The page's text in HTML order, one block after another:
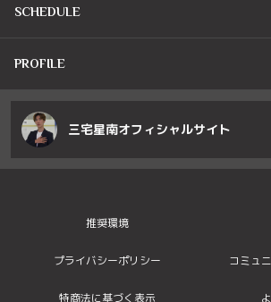
SCHEDULE
PROFILE
三宅星南オフィシャルサイト
推奨環境
プライバシーポリシー コミュ
特商法に基づく表示